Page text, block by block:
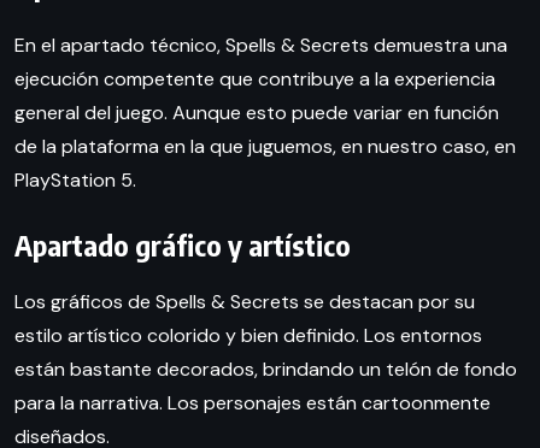
En el apartado técnico, Spells & Secrets demuestra una
ejecución competente que contribuye a la experiencia
general del juego. Aunque esto puede variar en función
de la plataforma en la que juguemos, en nuestro caso, en
PlayStation 5.
Apartado gráfico y artístico
Los gráficos de Spells & Secrets se destacan por su
estilo artístico colorido y bien definido. Los entornos
están bastante decorados, brindando un telón de fondo
para la narrativa. Los personajes están cartoonmente
diseñados.